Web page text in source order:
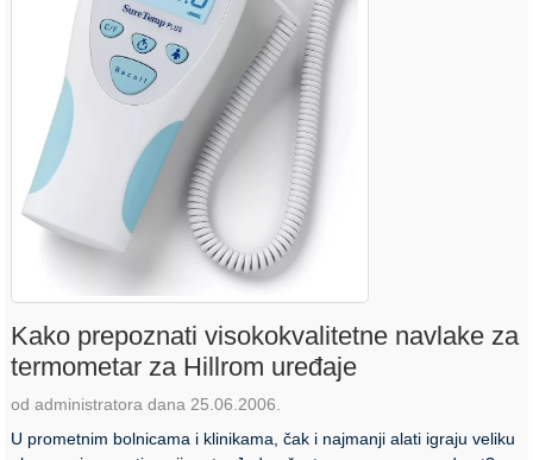
Kako prepoznati visokokvalitetne navlake za
termometar za Hillrom uređaje
od administratora dana 25.06.2006.
U prometnim bolnicama i klinikama, čak i najmanji alati igraju veliku